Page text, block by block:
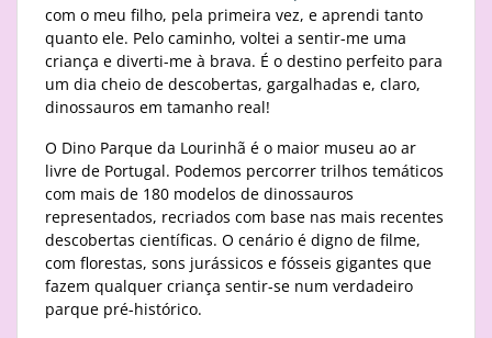
com o meu filho, pela primeira vez, e aprendi tanto
quanto ele. Pelo caminho, voltei a sentir-me uma
criança e diverti-me à brava. É o destino perfeito para
um dia cheio de descobertas, gargalhadas e, claro,
dinossauros em tamanho real!
O Dino Parque da Lourinhã é o maior museu ao ar
livre de Portugal. Podemos percorrer trilhos temáticos
com mais de 180 modelos de dinossauros
representados, recriados com base nas mais recentes
descobertas científicas. O cenário é digno de filme,
com florestas, sons jurássicos e fósseis gigantes que
fazem qualquer criança sentir-se num verdadeiro
parque pré-histórico.